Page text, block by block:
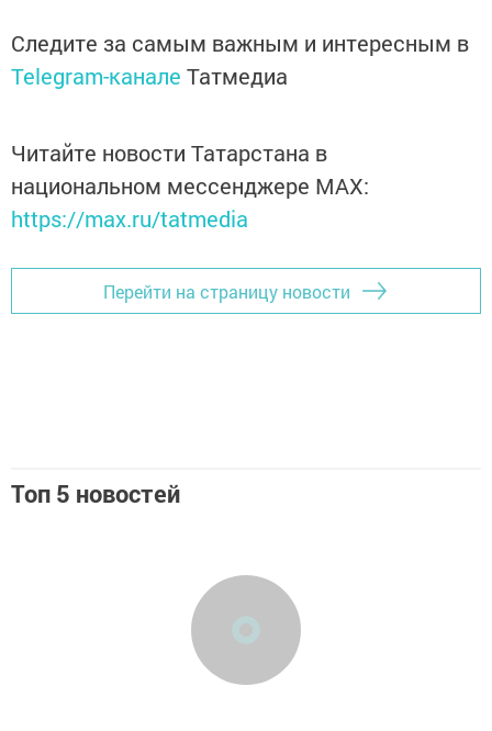
Следите за самым важным и интересным в
Telegram-канале Татмедиа
Читайте новости Татарстана в
национальном мессенджере MАХ:
https://max.ru/tatmedia
Перейти на страницу новости
Топ 5 новостей